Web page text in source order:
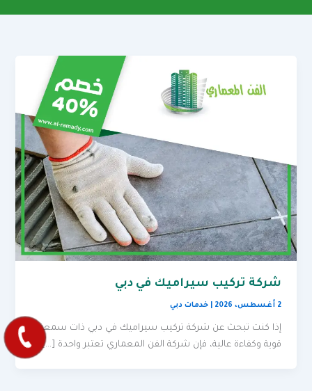
شركة تركيب سيراميك في دبي
2 أغسطس، 2026 |خدمات دبي
إذا كنت تبحث عن شركة تركيب سيراميك في دبي ذات سمعة
قوية وكفاءة عالية، فإن شركة الفن المعماري تعتبر واحدة […]